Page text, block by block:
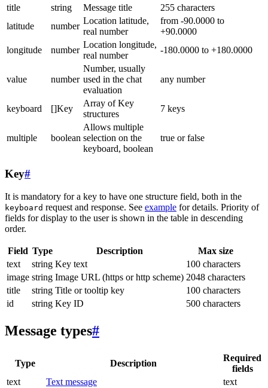
title
string Message title
255 characters
latitude
number
Location latitude,
real number
from -90.0000 to
+90.0000
longitude
number
Location longitude,
real number
-180.0000 to +180.0000
value number
Number, usually
used in the chat
evaluation
any number
keyboard []Key
Array of Key
structures
7 keys
multiple boolean
Allows multiple
selection on the
keyboard, boolean
true or false
Key#
It is mandatory for a key to have one structure field, both in the
keyboard request and response. See example for details. Priority of
fields for display to the user is shown in the table in descending
order.
Field Type Description
Max size
text
string Key text
100 characters
image string Image URL (https or http scheme) 2048 characters
title
string Title or tooltip key
100 characters
id
string Key ID 500 characters
Message types#
Type Description
Required
fields
text
Text message
text